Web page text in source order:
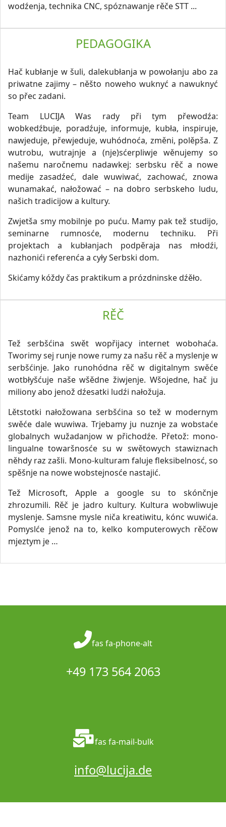
wodźenja, technika CNC, spóznawanje rěče STT ...
PEDAGOGIKA
Hač kubłanje w šuli, dalekubłanja w powołanju abo za
priwatne zajimy – něšto noweho wuknyć a nawuknyć
so přec zadani.
Team LUCIJA Was rady při tym přewodźa:
wobkedźbuje, poradźuje, informuje, kubła, inspiruje,
nawjeduje, přewjeduje, wuhódnoća, změni, polěpša. Z
wutrobu, wutrajnje a (nje)sćerpliwje wěnujemy so
našemu naročnemu nadawkej: serbsku rěč a nowe
medije zasadźeć, dale wuwiwać, zachować, znowa
wunamakać, nałožować – na dobro serbskeho ludu,
našich tradicijow a kultury.
Zwjetša smy mobilnje po puću. Mamy pak tež studijo,
seminarne rumnosće, modernu techniku. Při
projektach a kubłanjach podpěraja nas młodźi,
nazhonići referenća a cyły Serbski dom.
Skićamy kóždy čas praktikum a prózdninske dźěło.
RĚČ
Tež serbšćina swět wopřijacy internet wobohaća.
Tworimy sej runje nowe rumy za našu rěč a myslenje w
serbšćinje. Jako runohódna rěč w digitalnym swěće
wotbłyšćuje naše wšědne žiwjenje. Wšojedne, hač ju
miliony abo jenož dźesatki ludźi nałožuja.
Lětstotki nałožowana serbšćina so tež w modernym
swěće dale wuwiwa. Trjebamy ju nuznje za wobstaće
globalnych wužadanjow w přichodźe. Přetož: mono-
lingualne towaršnosće su w swětowych stawiznach
něhdy raz zašli. Mono-kulturam faluje fleksibelnosć, so
spěšnje na nowe wobstejnosće nastajić.
Tež Microsoft, Apple a google su to skónčnje
zhrozumili. Rěč je jadro kultury. Kultura wobwliwuje
myslenje. Samsne mysle niča kreatiwitu, kónc wuwića.
Pomyslće jenož na to, kelko komputerowych rěčow
mjeztym je …
fas fa-phone-alt
+49 173 564 2063
fas fa-mail-bulk
info@lucija.de